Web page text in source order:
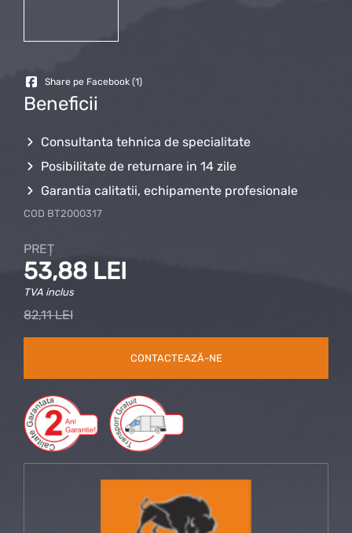
Share pe Facebook (1)
Beneficii
Consultanta tehnica de specialitate
Posibilitate de returnare in 14 zile
Garantia calitatii, echipamente profesionale
COD BT2000317
PREȚ
53,88 LEI
TVA inclus
82,11 LEI
CONTACTEAZĂ-NE